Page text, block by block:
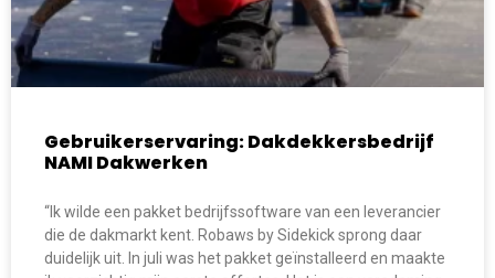
Gebruikerservaring: Dakdekkersbedrijf
NAMI Dakwerken
“Ik wilde een pakket bedrijfssoftware van een leverancier
die de dakmarkt kent. Robaws by Sidekick sprong daar
duidelijk uit. In juli was het pakket geïnstalleerd en maakte